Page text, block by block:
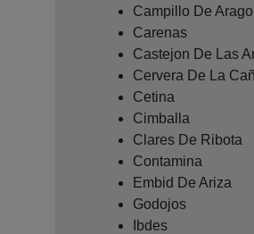
Campillo De
Carenas
Castejon De Las
Cervera De La
Cetina
Cimballa
Clares De Ribota
Contamina
Embid De Ariza
Godojos
Ibdes